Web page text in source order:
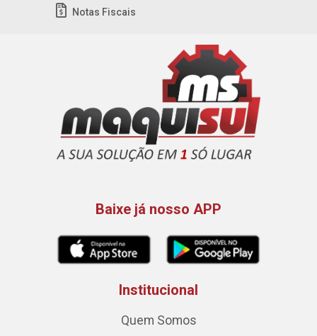
Notas Fiscais
Baixe já nosso APP
Institucional
Quem Somos